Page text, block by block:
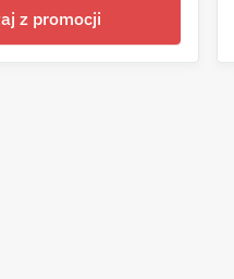
z promocji